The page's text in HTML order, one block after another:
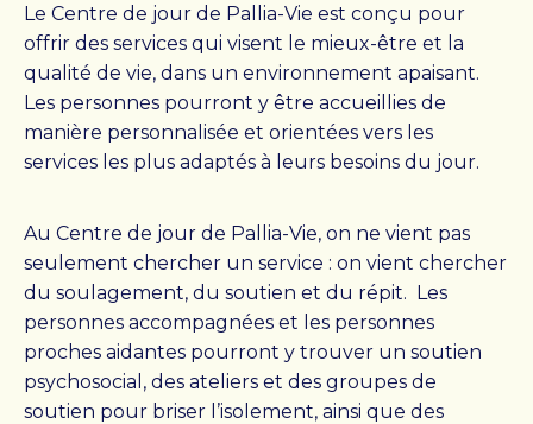
Mission, vision et valeurs
Colloque Pallia-Vie 2026
Conseil d’administration
Notre histoire
RESSOURCES
FAQ
OFFRES D’EMPLOI
NOUVELLES
CONTACT
Le Centre de jour de Pallia-Vie est conçu pour
offrir des services qui visent le mieux-être et la
qualité de vie, dans un environnement apaisant.
Les personnes pourront y être accueillies de
manière personnalisée et orientées vers les
services les plus adaptés à leurs besoins du jour.
Au Centre de jour de Pallia-Vie, on ne vient pas
seulement chercher un service : on vient chercher
du soulagement, du soutien et du répit. Les
personnes accompagnées et les personnes
proches aidantes pourront y trouver un soutien
psychosocial, des ateliers et des groupes de
soutien pour briser l’isolement, ainsi que des